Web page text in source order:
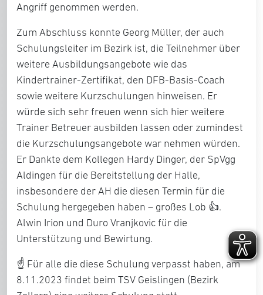
Angriff genommen werden.
Zum Abschluss konnte Georg Müller, der auch
Schulungsleiter im Bezirk ist, die Teilnehmer über
weitere Ausbildungsangebote wie das
Kindertrainer-Zertifikat, den DFB-Basis-Coach
sowie weitere Kurzschulungen hinweisen. Er
würde sich sehr freuen wenn sich hier weitere
Trainer Betreuer ausbilden lassen oder zumindest
die Kurzschulungsangebote war nehmen würden.
Er Dankte dem Kollegen Hardy Dinger, der SpVgg
Aldingen für die Bereitstellung der Halle,
insbesondere der AH die diesen Termin für die
Schulung hergegeben haben – großes Lob 👍.
Alwin Irion und Duro Vranjkovic für die
Unterstützung und Bewirtung.
☝️ Für alle die diese Schulung verpasst haben, am
8.11.2023 findet beim TSV Geislingen (Bezirk